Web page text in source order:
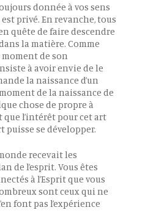
donnée à vos sens
privé. En revanche, tous
quête de faire descendre
la matière. Comme
de son
à avoir envie de le
la naissance d’un
de la naissance de
chose de propre à
que l’intérêt pour cet art
puisse se développer.
recevait les
de l’esprit. Vous êtes
à l’Esprit que vous
sont ceux qui ne
font pas l’expérience